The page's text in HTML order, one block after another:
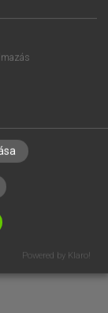
Powered by Klaro!